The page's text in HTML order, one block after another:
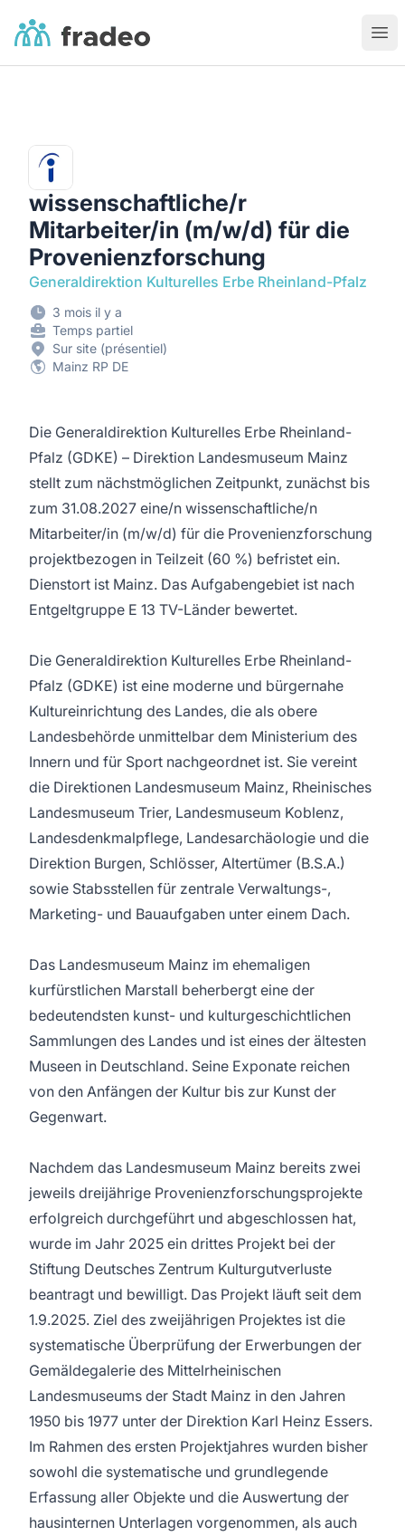
Fradeo
wissenschaftliche/r
Mitarbeiter/in (m/w/d) für die
Provenienzforschung
Generaldirektion Kulturelles Erbe Rheinland-Pfalz
3 mois il y a
Temps partiel
Sur site (présentiel)
Mainz RP DE
Die Generaldirektion Kulturelles Erbe Rheinland-
Pfalz (GDKE) – Direktion Landesmuseum Mainz
stellt zum nächstmöglichen Zeitpunkt, zunächst bis
zum 31.08.2027 eine/n wissenschaftliche/n
Mitarbeiter/in (m/w/d) für die Provenienzforschung
projektbezogen in Teilzeit (60 %) befristet ein.
Dienstort ist Mainz. Das Aufgabengebiet ist nach
Entgeltgruppe E 13 TV-Länder bewertet.
Die Generaldirektion Kulturelles Erbe Rheinland-
Pfalz (GDKE) ist eine moderne und bürgernahe
Kultureinrichtung des Landes, die als obere
Landesbehörde unmittelbar dem Ministerium des
Innern und für Sport nachgeordnet ist. Sie vereint
die Direktionen Landesmuseum Mainz, Rheinisches
Landesmuseum Trier, Landesmuseum Koblenz,
Landesdenkmalpflege, Landesarchäologie und die
Direktion Burgen, Schlösser, Altertümer (B.S.A.)
sowie Stabsstellen für zentrale Verwaltungs-,
Marketing- und Bauaufgaben unter einem Dach.
Das Landesmuseum Mainz im ehemaligen
kurfürstlichen Marstall beherbergt eine der
bedeutendsten kunst- und kulturgeschichtlichen
Sammlungen des Landes und ist eines der ältesten
Museen in Deutschland. Seine Exponate reichen
von den Anfängen der Kultur bis zur Kunst der
Gegenwart.
Nachdem das Landesmuseum Mainz bereits zwei
jeweils dreijährige Provenienzforschungsprojekte
erfolgreich durchgeführt und abgeschlossen hat,
wurde im Jahr 2025 ein drittes Projekt bei der
Stiftung Deutsches Zentrum Kulturgutverluste
beantragt und bewilligt. Das Projekt läuft seit dem
1.9.2025. Ziel des zweijährigen Projektes ist die
systematische Überprüfung der Erwerbungen der
Gemäldegalerie des Mittelrheinischen
Landesmuseums der Stadt Mainz in den Jahren
1950 bis 1977 unter der Direktion Karl Heinz Essers.
Im Rahmen des ersten Projektjahres wurden bisher
sowohl die systematische und grundlegende
Erfassung aller Objekte und die Auswertung der
hausinternen Unterlagen vorgenommen, als auch